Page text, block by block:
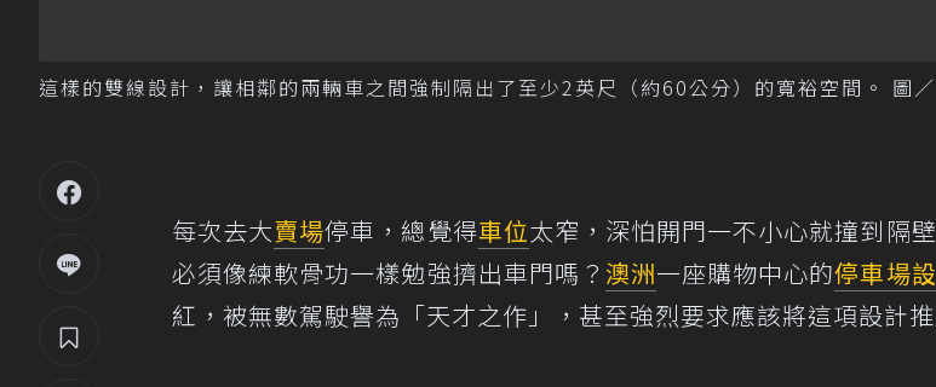
這樣的雙線設計，讓相鄰的兩輛車之間強制隔出了至少2英尺（約60公分）的寬裕空間。 圖
每次去大賣場停車，總覺得車位太窄，深怕開門一不小心就撞到隔
必須像練軟骨功一樣勉強擠出車門嗎？ 澳洲一座購物中心的停車場
紅，被無數駕駛譽為「天才之作」，甚至強烈要求應該將這項設計